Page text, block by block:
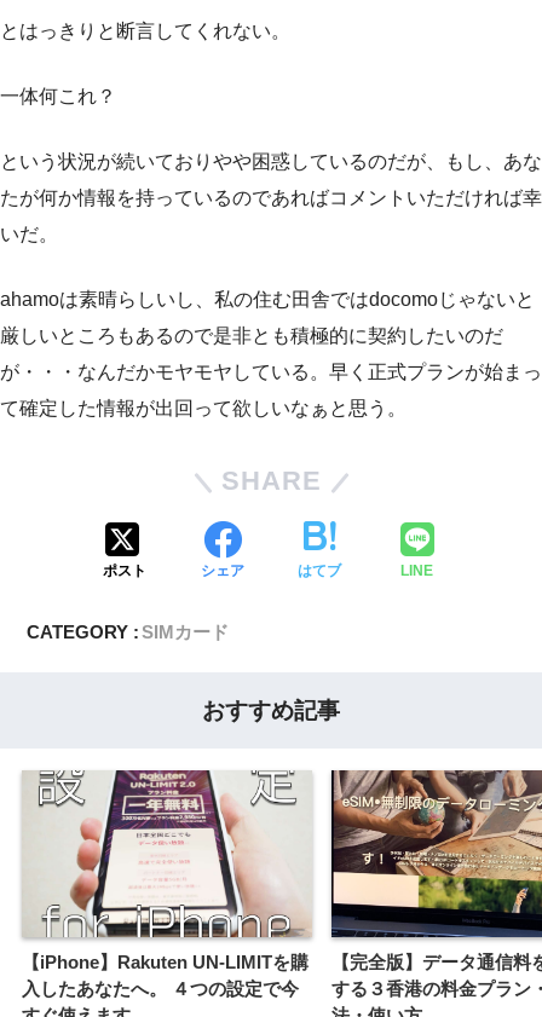
とはっきりと断言してくれない。
一体何これ？
という状況が続いておりやや困惑しているのだが、もし、あな
たが何か情報を持っているのであればコメントいただければ幸
いだ。
ahamoは素晴らしいし、私の住む田舎ではdocomoじゃないと
厳しいところもあるので是非とも積極的に契約したいのだ
が・・・なんだかモヤモヤしている。早く正式プランが始まっ
て確定した情報が出回って欲しいなぁと思う。
SHARE
ポスト シェア はてブ LINE
CATEGORY :SIMカード
おすすめ記事
【iPhone】Rakuten UN-LIMITを購
入したあなたへ。 ４つの設定で今
【完全版】データ通信料
する３香港の料金プラン